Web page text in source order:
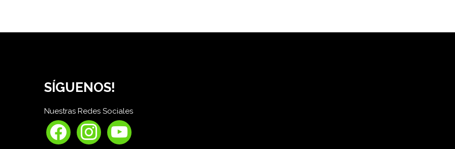
SÍGUENOS!
Nuestras Redes Sociales
facebookinstagramyoutube